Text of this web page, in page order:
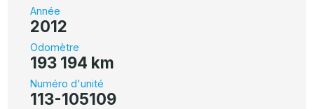
Année
2012
Odomètre
193 194 km
Numéro d'unité
113-105109